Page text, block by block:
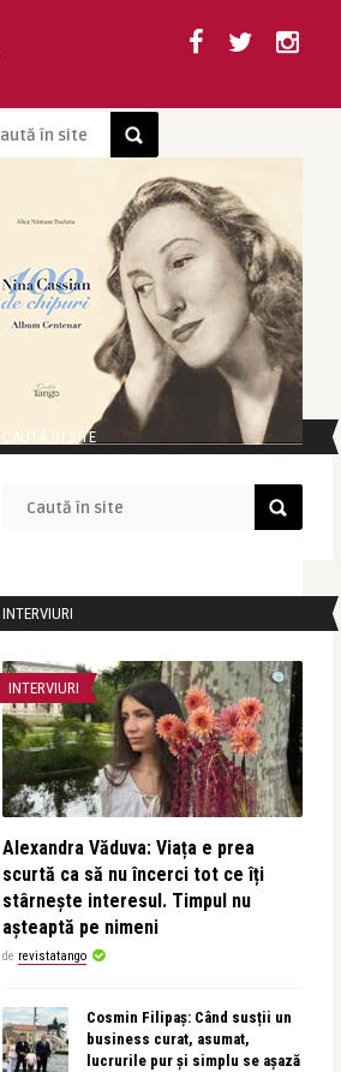
CAUTĂ ÎN SITE
INTERVIURI
INTERVIURI
Alexandra Văduva: Viața e prea
scurtă ca să nu încerci tot ce îți
stârnește interesul. Timpul nu
așteaptă pe nimeni
de revistatango
Cosmin Filipaș: Când susții un
business curat, asumat,
lucrurile pur și simplu se așază